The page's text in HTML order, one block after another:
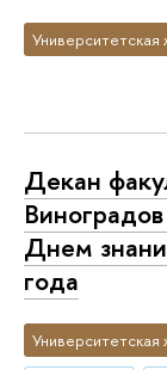
Университетская
Декан
Днем
года
Университетская